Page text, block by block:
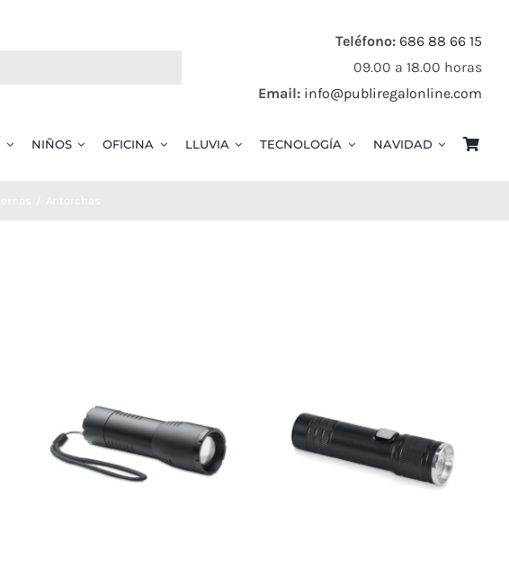
Teléfono: 686 88 66 15
09.00 a 18.00 horas
Email: info@publiregalonline.com
NIÑOS OFICINA LLUVIA TECNOLOGÍA NAVIDAD